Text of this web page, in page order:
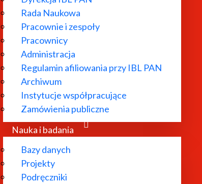
Rada Naukowa
Pracownie i zespoły
Pracownicy
Administracja
Regulamin afiliowania przy IBL PAN
Archiwum
Instytucje współpracujące
Zamówienia publiczne
Nauka i badania
Bazy danych
Projekty
Podręczniki
Studia podyplomowe
Poznaj naszą ofertę studiów podyplomowych.